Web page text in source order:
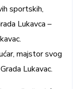
sportskih,
Lukavca –
majstor svog
Lukavac.